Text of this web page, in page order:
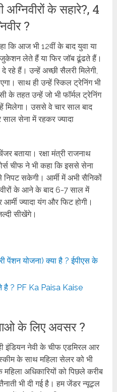
के सहारे?, 4
?
कि आज भी 12वीं के बाद युवा या
लेते हैं या फिर जॉब ढूंढते हैं।
रहे हैं। उन्हें अच्छी सैलरी मिलेगी,
साथ ही उन्हें स्किल ट्रेनिंग भी
के तहत उन्हें जो भी फॉर्मल ट्रेनिंग
मिलेगा। उससे वे चार साल बाद
सेना में रहकर ज्यादा
बताया। रक्षा मंत्री राजनाथ
चीफ ने भी कहा कि इससे सेना
निपट सकेगी। आर्मी में अभी सैनिकों
के आने के बाद 6-7 साल में
ज्यादा यंग और फिट होगी।
सीखेंगे।
पेंशन योजना) क्या है ? ईपीएस के
? PF Ka Paisa Kaise
के लिए अवसर ?
इंडियन नेवी के चीफ एडमिरल आर
के साथ महिला सेलर को भी
अधिकारियों को पिछले करीब
भी दी गई है। हम जेंडर न्यूट्र्ल